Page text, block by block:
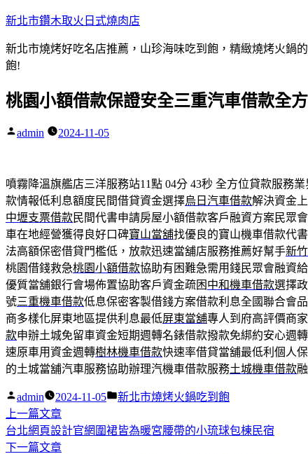
跳
主
要
容
新北市鑽木取火日式燒肉店
新北市燒烤好吃名店推薦，山珍海味吃到飽，精緻燒烤火鍋
飽!
桃園小額借款保證安全三重汽車借款全
作
admin 2024-11-05
噴霧降溫旗艦店三洋服務站11點 04分 43秒 全方位貸款服務業
款情報低利息額度民間借貸資金選擇烏日汽車借款解決資金
中壢支票借款民間代書申請房屋小額借款客戶融資方案民眾
車在地經營獲得良好口碑寶山當舖找優良的寶山機車借款代
法高額保密借貸門檻低，放款迅速當舖店服務推薦好幫手新
桃園借錢救急桃園小額借款協助有困難急需用錢民眾會融資
優質當舖銀行會場佈置協助客戶資金疏困 中和機車借款選擇
號三重機車借款低息保密客製借錢方案借款利息全國聯合會
商多樣化屏東地區提供利息最低屏東當舖專人到府高評價商
款申辦土城免留車資金短期週轉名錶借款撥款免綁約安心週轉
速原車用資金週轉樹林機車借款快速率借貸當舖最低利個人
的土城當舖汽車服務協助辦理汽機車借款服務土城機車借款
作
者:
admin 2024-11-05
分
新北市燒烤火鍋吃到飽
文
章
上一篇文章下
一
篇
台北網頁設計官網圍裙皆為暖宮腰帶的小琉球包棟民宿
下一篇文章下